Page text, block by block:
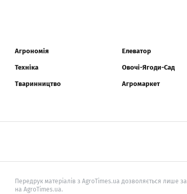
Агрономія
Техніка
Тваринництво
Елеватор
Овочі-Ягоди-Сад
Агромаркет
Передрук матеріалів з AgroTimes.ua дозволяється лише
на AgroTimes.ua.